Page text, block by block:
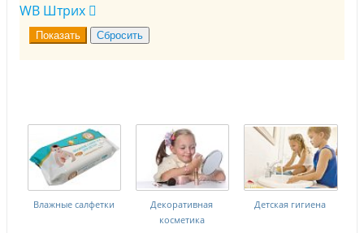
WB Штрих
Влажные салфетки
Декоративная
косметика
Детская гигиена